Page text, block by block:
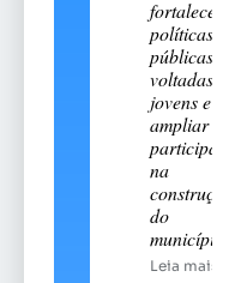
fortalecer
políticas
públicas
voltadas aos
jovens e
ampliar sua
participação
na
construção
do
município
Leia mais